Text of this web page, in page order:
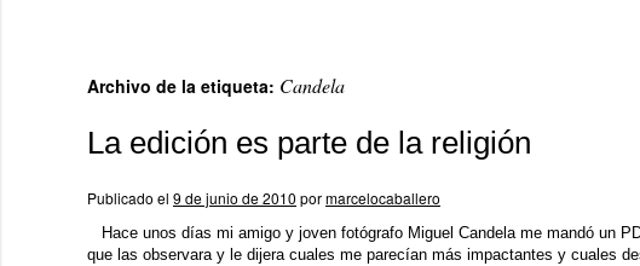
Archivo de la etiqueta: Candela
La edición es parte de la religión
Publicado el 9 de junio de 2010 pormarcelocaballero
Hace unos días mi amigo y joven fotógrafo Miguel Candela me mandó un
que las observara y le dijera cuales me parecían más impactantes y cuales